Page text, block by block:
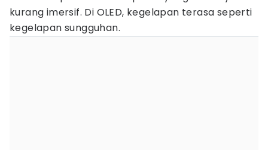
kurang imersif. Di OLED, kegelapan terasa seperti
kegelapan sungguhan.